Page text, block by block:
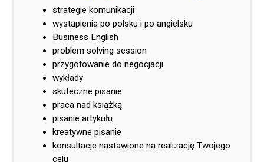
strategie komunikacji
wystąpienia po polsku i po angielsku
Business English
problem solving session
przygotowanie do negocjacji
wykłady
skuteczne pisanie
praca nad książką
pisanie artykułu
kreatywne pisanie
konsultacje nastawione na realizację Twojego
celu